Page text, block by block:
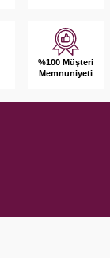
%100 Müşteri
Memnuniyeti